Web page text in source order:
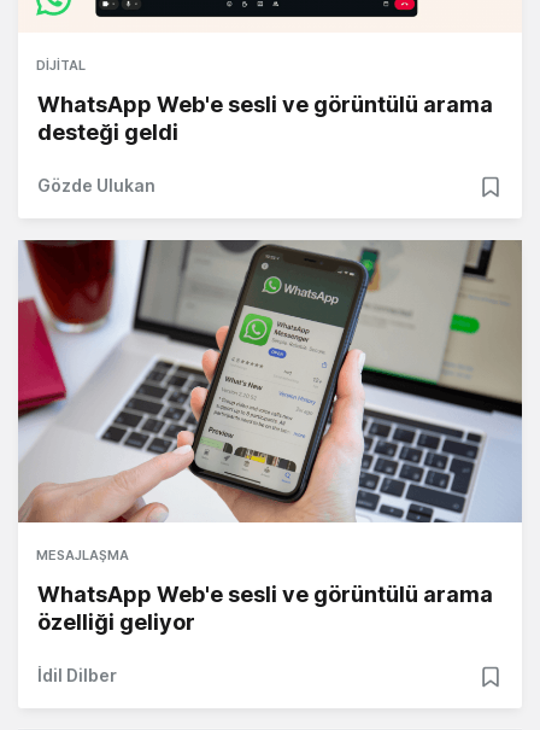
DIJITAL
WhatsApp Web'e sesli ve görüntülü arama
desteği geldi
Gözde Ulukan
MESAJLAŞMA
WhatsApp Web'e sesli ve görüntülü arama
özelliği geliyor
İdil Dilber